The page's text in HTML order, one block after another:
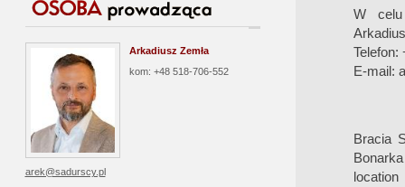
Arkadiusz Zemła
kom: +48 518-706-552
arek@sadurscy.pl
W celu
Telefon:
E-mail:
Bracia